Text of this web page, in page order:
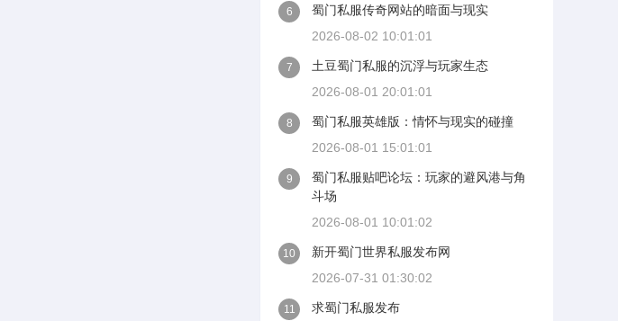
6
蜀门私服传奇网站的暗面与现实
2026-08-02 10:01:01
7
土豆蜀门私服的沉浮与玩家生态
2026-08-01 20:01:01
8
蜀门私服英雄版：情怀与现实的碰撞
2026-08-01 15:01:01
9
蜀门私服贴吧论坛：玩家的避风港与角
斗场
2026-08-01 10:01:02
10
新开蜀门世界私服发布网
2026-07-31 01:30:02
11
求蜀门私服发布